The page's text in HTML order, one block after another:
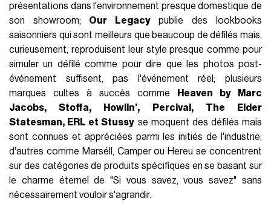
présentations dans l'environnement presque domestique de
son showroom; Our Legacypublie des lookbooks
saisonniers qui sont meilleurs que beaucoup de défilés mais,
curieusement, reproduisent leur style presque comme pour
simuler un défilé comme pour dire que les photos post-
événement suffisent, pas l'événement réel; plusieurs
marques cultes à succès comme
Heaven by Marc
Jacobs, Stoffa, Howlin’, Percival, The Elder
Statesman, ERL et Stussy se moquent des défilés mais
sont connues et appréciées parmi les initiés de l'industrie;
d'autres comme Marséll, Camper ou Hereu se concentrent
sur des catégories de produits spécifiques en se basant sur
le charme éternel de "Si vous savez, vous savez" sans
nécessairement vouloir s'agrandir.